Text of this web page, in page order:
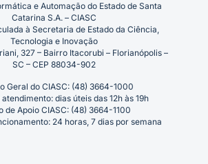
e Automação do Estado de Santa
Catarina S.A. – CIASC
à Secretaria de Estado da Ciência,
Tecnologia e Inovação
327 – Bairro Itacorubi – Florianópolis –
SC – CEP 88034-902
Geral do CIASC: (48) 3664-1000
dias úteis das 12h às 19h
de Apoio CIASC: (48) 3664-1100
24 horas, 7 dias por semana